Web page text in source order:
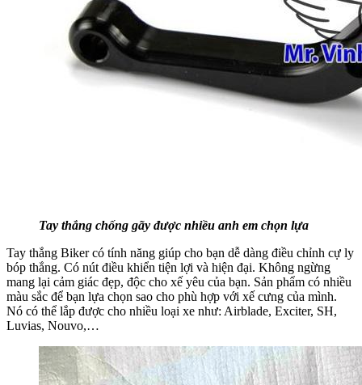
Tay thắng chống gãy được nhiều anh em chọn lựa
Tay thắng Biker có tính năng giúp cho bạn dễ dàng điều chỉnh cự ly
bóp thắng. Có nút điều khiển tiện lợi và hiện đại. Không ngừng
mang lại cảm giác đẹp, độc cho xế yêu của bạn. Sản phẩm có nhiều
màu sắc để bạn lựa chọn sao cho phù hợp với xế cưng của mình.
Nó có thể lắp được cho nhiều loại xe như: Airblade, Exciter, SH,
Luvias, Nouvo,…